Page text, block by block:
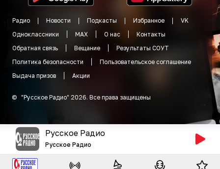
Радио Новости Подкасты Избранное
VK
Одноклассники
MAX О нас
Контакты
Обратная связь
Вещание
Результаты СОУТ
Политика безопасности
Пользовательское соглашение
Выдача призов
Акции
© "Русское Радио" 2026. Все права защищены
Русское Радио
Русское Радио